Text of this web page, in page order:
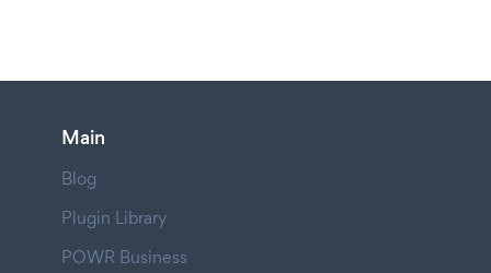
Main
Blog
Plugin Library
POWR Business